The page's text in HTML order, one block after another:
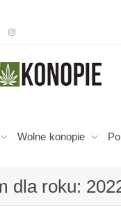
Wolne konopie
dla roku: